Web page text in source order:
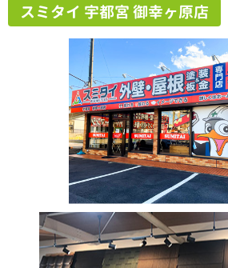
スミタイ 宇都宮 御幸ヶ原店